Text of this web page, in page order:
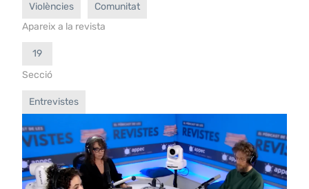
Violències
Comunitat
Apareix a la revista
19
Secció
Entrevistes